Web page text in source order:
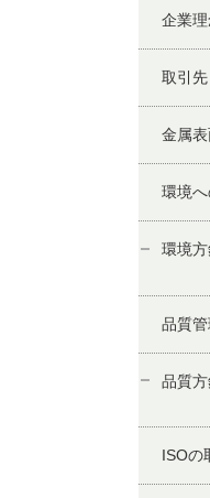
企業理
取引
金属
環境
環境
品質管
品質
ISOの